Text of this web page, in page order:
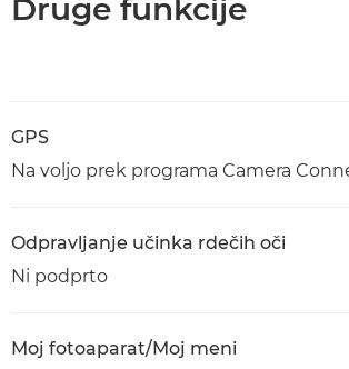
Druge funkcije
GPS
Na voljo prek programa Camera
Odpravljanje učinka rdečih oči
Ni podprto
Moj fotoaparat/Moj meni